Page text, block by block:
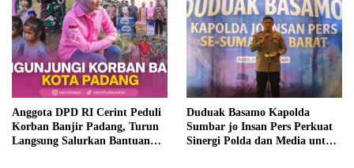
Anggota DPD RI Cerint Peduli
Korban Banjir Padang, Turun
Langsung Salurkan Bantuan
Duduak Basamo Kapolda
Sumbar jo Insan Pers Perkuat
Sinergi Polda dan Media untuk